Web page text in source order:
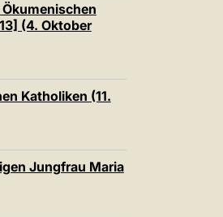
(4. Oktober
Katholiken (11.
Jungfrau Maria